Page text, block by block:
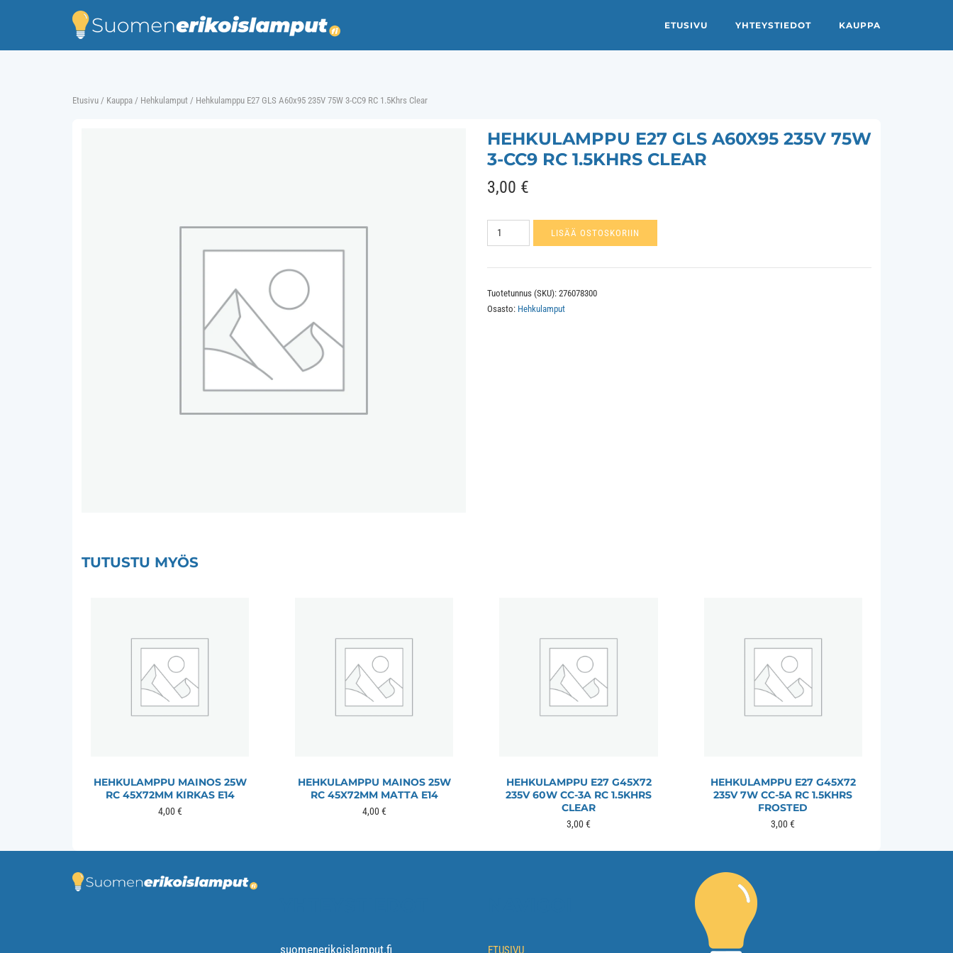
ETUSIVU YHTEYSTIEDOT KAUPPA
Etusivu / Kauppa / Hehkulamput / Hehkulamppu E27 GLS A60x95 235V 75W 3-CC9 RC 1.5Khrs Clear
HEHKULAMPPU E27 GLS A60X95 235V 75W
3-CC9 RC 1.5KHRS CLEAR
3,00 €
Hehkulamppu
E27
235V
75W
LISÄÄ OSTOSKORIIN
Tuotetunnus (SKU): 276078300
Osasto: Hehkulamput
TUTUSTU MYÖS
HEHKULAMPPU MAINOS 25W
RC 45X72MM KIRKAS E14
4,00€
HEHKULAMPPU MAINOS 25W
RC 45X72MM MATTA E14
4,00€
HEHKULAMPPU E27 G45X72
235V 60W CC-3A RC 1.5KHRS
CLEAR
3,00€
HEHKULAMPPU E27 G45X72
235V 7W CC-5A RC 1.5KHRS
FROSTED
3,00€
suomenerikoislamput.fi ETUSIVU